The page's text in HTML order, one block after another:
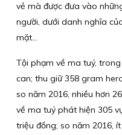
vẻ mà được đưa vào
người, dưới danh nghĩa
mặt…
Tội phạm về ma tuý,
can; thu giữ 358 gram
so năm 2016, nhiều hơn
về ma tuý phát hiện 305
triệu đồng; so năm 2016,